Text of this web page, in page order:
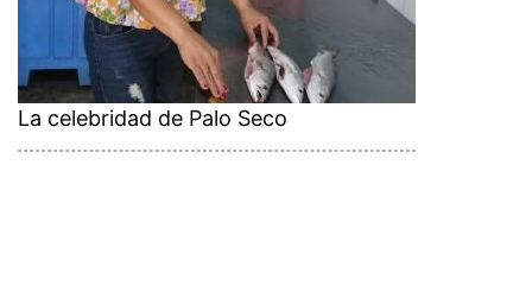
La celebridad de Palo Seco